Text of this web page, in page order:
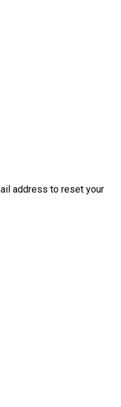
address to reset your